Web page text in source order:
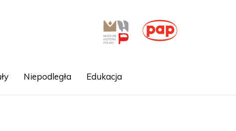
Niepodległa Edukacja